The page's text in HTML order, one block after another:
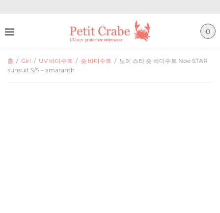
0
홈 / Girl / UV 바디수트 / 숏 바디수트 / 노이 스타 숏 바디수트 Noe STAR
sunsuit S/S – amaranth